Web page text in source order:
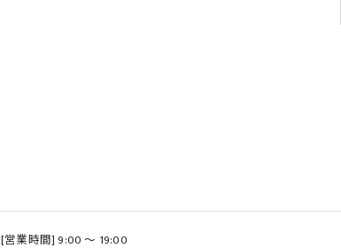
[営業時間] 9:00 ～ 19:00